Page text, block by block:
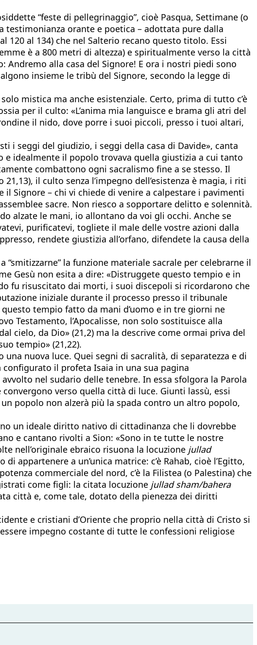
“feste di pellegrinaggio”, cioè Pasqua, Settimane (o
testimonianza orante e poetica – adottata pure dalla
120 al 134) che nel Salterio recano questo titolo. Essi
è a 800 metri di altezza) e spiritualmente verso la città
Andremo alla casa del Signore! E ora i nostri piedi sono
insieme le tribù del Signore, secondo la legge di
mistica ma anche esistenziale. Certo, prima di tutto c’è
per il culto: «L’anima mia languisce e brama gli atri del
il nido, dove porre i suoi piccoli, presso i tuoi altari,
i seggi del giudizio, i seggi della casa di Davide», canta
e idealmente il popolo trovava quella giustizia a cui tanto
combattono ogni sacralismo fine a se stesso. Il
il culto senza l’impegno dell’esistenza è magia, i riti
Signore – chi vi chiede di venire a calpestare i pavimenti
sacre. Non riesco a sopportare delitto e solennità.
alzate le mani, io allontano da voi gli occhi. Anche se
purificatevi, togliete il male delle vostre azioni dalla
rendete giustizia all’orfano, difendete la causa della
la funzione materiale sacrale per celebrarne il
Gesù non esita a dire: «Distruggete questo tempio e in
fu risuscitato dai morti, i suoi discepoli si ricordarono che
iniziale durante il processo presso il tribunale
tempio fatto da mani d’uomo e in tre giorni ne
Testamento, l’Apocalisse, non solo sostituisce alla
cielo, da Dio» (21,2) ma la descrive come ormai priva del
tempio» (21,22).
nuova luce. Quei segni di sacralità, di separatezza e di
il profeta Isaia in una sua pagina
nel sudario delle tenebre. In essa sfolgora la Parola
verso quella città di luce. Giunti lassù, essi
popolo non alzerà più la spada contro un altro popolo,
un ideale diritto nativo di cittadinanza che li dovrebbe
e cantano rivolti a Sion: «Sono in te tutte le nostre
nell’originale ebraico risuona la locuzione jullad
appartenere a un’unica matrice: c’è Rahab, cioè l’Egitto,
commerciale del nord, c’è la Filistea (o Palestina) che
come figli: la citata locuzione jullad sham/bahera
città e, come tale, dotato della pienezza dei diritti
e cristiani d’Oriente che proprio nella città di Cristo si
impegno costante di tutte le confessioni religiose